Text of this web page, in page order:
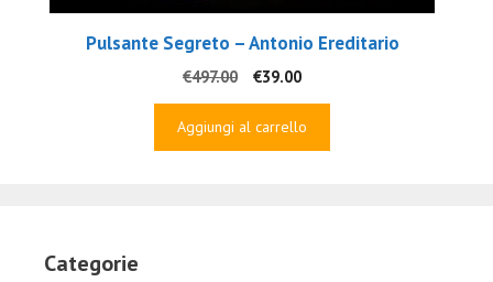
Pulsante Segreto – Antonio Ereditario
€497.00
Il
prezzo
originale
€39.00Il
prezzo
attuale
Aggiungi al carrello
Categorie